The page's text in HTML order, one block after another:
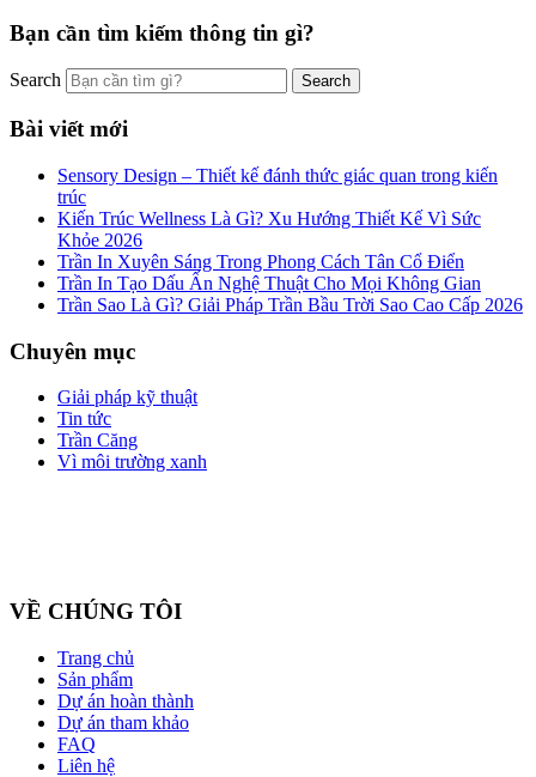
Bạn cần tìm kiếm thông tin gì?
Search
Bài viết mới
Sensory Design – Thiết kế đánh thức giác quan trong kiến
trúc
Kiến Trúc Wellness Là Gì? Xu Hướng Thiết Kế Vì Sức
Khỏe 2026
Trần In Xuyên Sáng Trong Phong Cách Tân Cổ Điển
Trần In Tạo Dấu Ấn Nghệ Thuật Cho Mọi Không Gian
Trần Sao Là Gì? Giải Pháp Trần Bầu Trời Sao Cao Cấp 2026
Chuyên mục
Giải pháp kỹ thuật
Tin tức
Trần Căng
Vì môi trường xanh
VỀ CHÚNG TÔI
Trang chủ
Sản phẩm
Dự án hoàn thành
Dự án tham khảo
FAQ
Liên hệ